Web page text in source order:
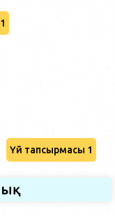
Үй тапсырмасы 1